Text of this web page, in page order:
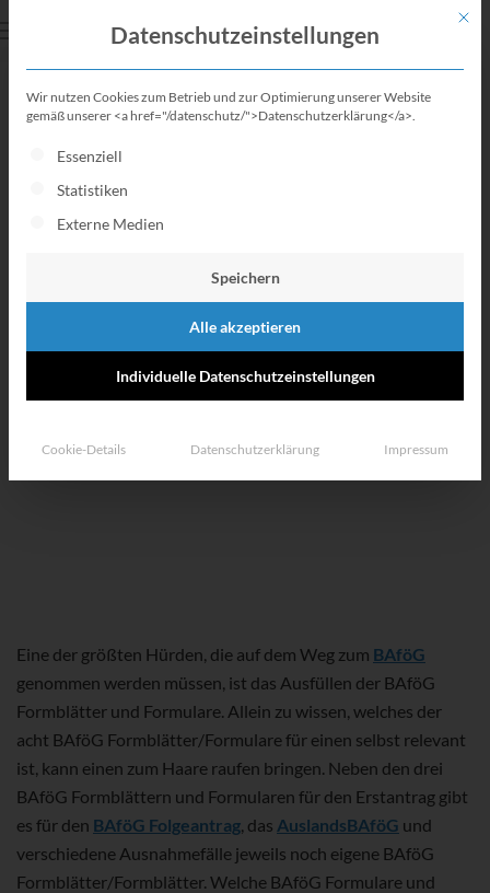
BAföG Formblätter &
Formulare
Alle Formulare, die du für
einen erfolgreichen BAföG-
Antrag benötigst
Eine der größten Hürden, die auf dem Weg zum BAföG
genommen werden müssen, ist das Ausfüllen der BAföG
Formblätter und Formulare. Allein zu wissen, welches der
acht BAföG Formblätter/Formulare für einen selbst relevant
ist, kann einen zum Haare raufen bringen. Neben den drei
BAföG Formblättern und Formularen für den Erstantrag gibt
es für den BAföG Folgeantrag, das AuslandsBAföG und
verschiedene Ausnahmefälle jeweils noch eigene BAföG
Formblätter/Formblätter. Welche BAföG Formulare und
Mit
Datenschutzeinstellungen
Wir nutzen Cookies zum Betrieb und zur Optimierung unserer Website
gemäß unserer <a href="/datenschutz/">Datenschutzerklärung</a>.
Es folgt eine Liste der Service-Gruppen, für die eine
Essenziell
Statistiken
Externe Medien
Speichern
Alle akzeptieren
Individuelle Datenschutzeinstellungen
Cookie-Details Datenschutzerklärung Impressum